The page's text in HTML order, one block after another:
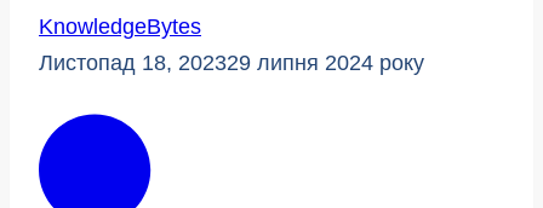
KnowledgeBytes
Листопад 18, 202329 липня 2024 року